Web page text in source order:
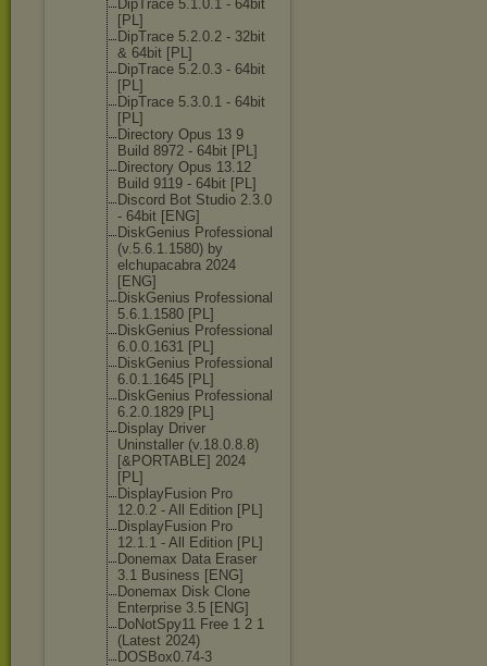
DipTrace 5.1.0.1 - 64bit
[PL]
DipTrace 5.2.0.2 - 32bit
& 64bit [PL]
DipTrace 5.2.0.3 - 64bit
[PL]
DipTrace 5.3.0.1 - 64bit
[PL]
Directory Opus 13 9
Build 8972 - 64bit [PL]
Directory Opus 13.12
Build 9119 - 64bit [PL]
Discord Bot Studio 2.3.0
- 64bit [ENG]
DiskGenius Professional
(v.5.6.1.1580) by
elchupacabra 2024
[ENG]
DiskGenius Professional
5.6.1.1580 [PL]
DiskGenius Professional
6.0.0.1631 [PL]
DiskGenius Professional
6.0.1.1645 [PL]
DiskGenius Professional
6.2.0.1829 [PL]
Display Driver
Uninstaller (v.18.0.8.8)
[&PORTABLE] 2024
[PL]
DisplayFusion Pro
12.0.2 - All Edition [PL]
DisplayFusion Pro
12.1.1 - All Edition [PL]
Donemax Data Eraser
3.1 Business [ENG]
Donemax Disk Clone
Enterprise 3.5 [ENG]
DoNotSpy11 Free 1 2 1
(Latest 2024)
DOSBox0.74-3